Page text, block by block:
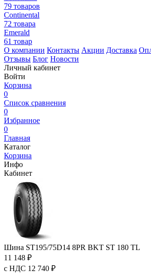
79 товаров
Continental
72 товара
Emerald
61 товар
О компании Контакты Акции Доставка
Отзывы Блог Новости
Личный кабинет
Войти
Корзина
0
Список сравнения
0
Избранное
0
Главная
Каталог
Корзина
Инфо
Кабинет
Шина ST195/75D14 8PR BKT ST 180 TL
11 148 ₽
с НДС 12 740 ₽